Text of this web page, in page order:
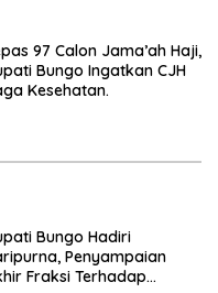
97 Calon Jama’ah Haji,
Bungo Ingatkan CJH
Kesehatan.
Bungo Hadiri
Penyampaian
Fraksi Terhadap